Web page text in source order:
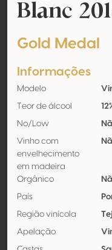
Blanc
Gold Medal
Informações
Modelo
Teor de álcool
No/Low
Vinho com
envelhecimento
em madeira
Orgânico
País
Região vinícola
Apelação